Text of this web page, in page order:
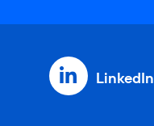
LinkedIn